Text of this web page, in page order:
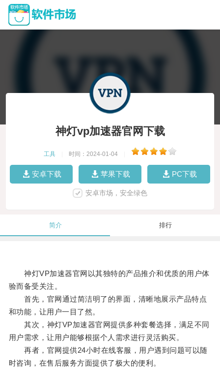
神灯vp加速器官网下载
工具 时间：2024-01-04
安卓下载 苹果下载 PC下载
安卓市场，安全绿色
简介 排行
神灯VP加速器官网以其独特的产品推介和优质的用户体
验而备受关注。
首先，官网通过简洁明了的界面，清晰地展示产品特点
和功能，让用户一目了然。
其次，神灯VP加速器官网提供多种套餐选择，满足不同
用户需求，让用户能够根据个人需求进行灵活购买。
再者，官网提供24小时在线客服，用户遇到问题可以随
时咨询，在售后服务方面提供了极大的便利。